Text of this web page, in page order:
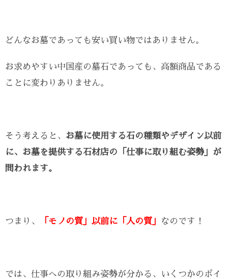
どんなお墓であっても安い買い物ではありません。
お求めやすい中国産の墓石であっても、高額商品である
ことに変わりありません。
そう考えると、 お墓に使用する石の種類やデザイン以前
に、お墓を提供する石材店の「仕事に取り組む姿勢」が
問われます。
つまり、 「モノの質」以前に「人の質」 なのです！
では、仕事への取り組み姿勢が分かる、いくつかのポイ